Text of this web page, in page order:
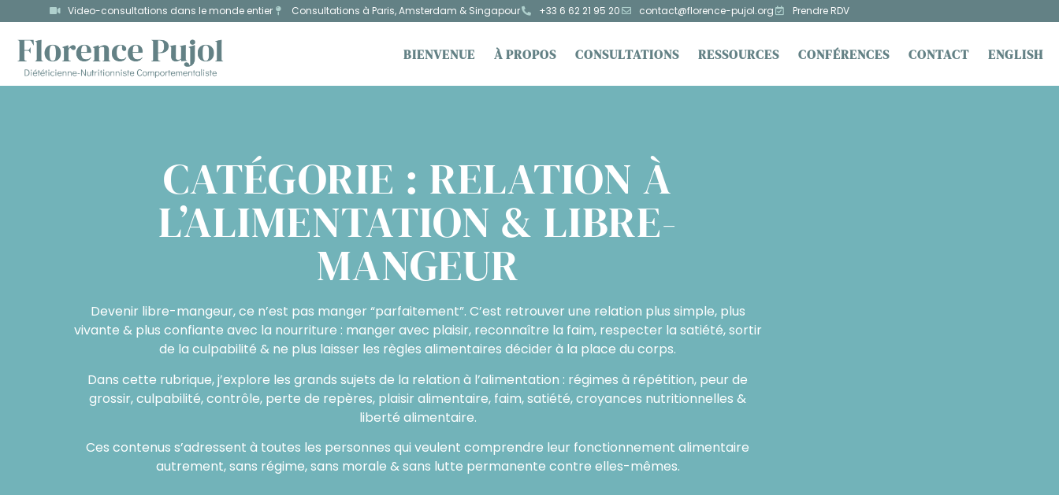
Video-consultations dans le monde entier Consultations à Paris, Amsterdam & Singapour +33 6 62 21 95 20 contact@florence-pujol.org Prendre RDV
BIENVENUE À PROPOS CONSULTATIONS RESSOURCES CONFÉRENCES CONTACT ENGLISH
CATÉGORIE : RELATION À
L’ALIMENTATION & LIBRE-
MANGEUR
Devenir libre-mangeur, ce n’est pas manger “parfaitement”. C’est retrouver une relation plus simple, plus
vivante & plus confiante avec la nourriture : manger avec plaisir, reconnaître la faim, respecter la satiété, sortir
de la culpabilité & ne plus laisser les règles alimentaires décider à la place du corps.
Dans cette rubrique, j’explore les grands sujets de la relation à l’alimentation : régimes à répétition, peur de
grossir, culpabilité, contrôle, perte de repères, plaisir alimentaire, faim, satiété, croyances nutritionnelles &
liberté alimentaire.
Ces contenus s’adressent à toutes les personnes qui veulent comprendre leur fonctionnement alimentaire
autrement, sans régime, sans morale & sans lutte permanente contre elles-mêmes.